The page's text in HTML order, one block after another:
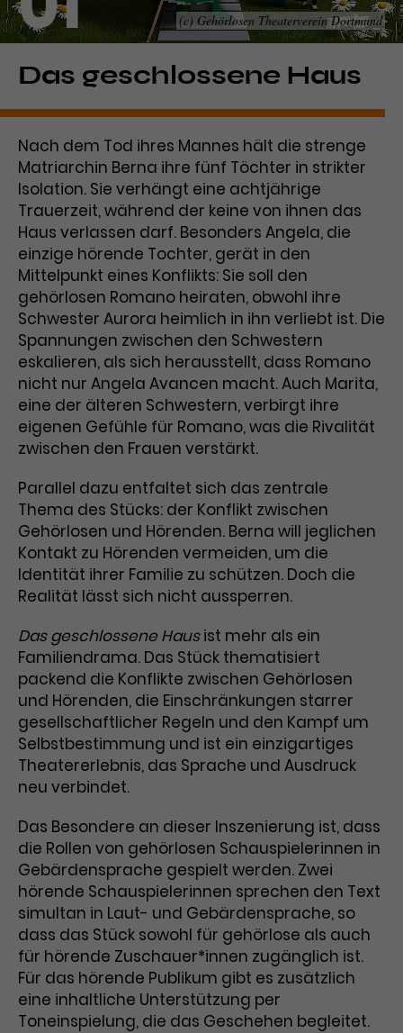
Laufzeit 1 Tag
Zweck
Dieses Cookie wird von Google
Analytics installiert. Das Cookie
wird verwendet, um Informationen
Besucher*innen eine Website
nutzen, und hilft bei der Erstellung
eines Analyseberichts über die
Performance der Website. Die
erhobenen Daten umfassen in
anonymisierter Form die Anzahl
der Besuche, die Quelle, aus der sie
stammen, und die besuchten
Seiten.
Name _gat_UA-63561367-1
Anbieter Google Analytics
Zweck
Das ist ein von Google Analytics
gesetztes Cookie. Bestimmte
Daten werden nur maximal einmal
pro Minute an Google Analytics
gesendet. Solange es gesetzt ist,
werden bestimmte
Datenübertragungen
unterbunden.
Name _gcl_aw
Anbieter Google Ads
Laufzeit 3 Monate
Zweck
Dieses Cookie speichert
Informationen zu Werbeklicks und
dient der Zuordnung von
Conversions zu Google Ads-
Kampagnen.
Name _gcl_dc
Anbieter Google / DoubleClick
Laufzeit 3 Monate
Zweck
Nutzerinteraktionen mit
Werbeanzeigen zu messen und
Remarketing-Funktionen
bereitzustellen.
Name IDE
Anbieter Google / DoubleClick
Laufzeit 1 Jahr
Zweck
Dieses Cookie dient der Anzeige
personalisierter Werbung und
misst die Wirksamkeit von
verschiedene Websites hinweg.
(c) Gehörlosen Theaterverein Dortmund
Das geschlossene Haus
Nach dem Tod ihres Mannes hält die strenge
Matriarchin Berna ihre fünf Töchter in strikter
Isolation. Sie verhängt eine achtjährige
Trauerzeit, während der keine von ihnen das
Haus verlassen darf. Besonders Angela, die
einzige hörende Tochter, gerät in den
Mittelpunkt eines Konflikts: Sie soll den
gehörlosen Romano heiraten, obwohl ihre
Schwester Aurora heimlich in ihn verliebt ist. Die
Spannungen zwischen den Schwestern
eskalieren, als sich herausstellt, dass Romano
nicht nur Angela Avancen macht. Auch Marita,
eine der älteren Schwestern, verbirgt ihre
eigenen Gefühle für Romano, was die Rivalität
zwischen den Frauen verstärkt.
Parallel dazu entfaltet sich das zentrale
Thema des Stücks: der Konflikt zwischen
Gehörlosen und Hörenden. Berna will jeglichen
Kontakt zu Hörenden vermeiden, um die
Identität ihrer Familie zu schützen. Doch die
Realität lässt sich nicht aussperren.
Das geschlossene Hausist mehr als ein
Familiendrama. Das Stück thematisiert
packend die Konflikte zwischen Gehörlosen
und Hörenden, die Einschränkungen starrer
gesellschaftlicher Regeln und den Kampf um
Selbstbestimmung und ist ein einzigartiges
Theatererlebnis, das Sprache und Ausdruck
neu verbindet.
Das Besondere an dieser Inszenierung ist, dass
die Rollen von gehörlosen Schauspielerinnen in
Gebärdensprache gespielt werden. Zwei
hörende Schauspielerinnen sprechen den Text
simultan in Laut- und Gebärdensprache, so
dass das Stück sowohl für gehörlose als auch
für hörende Zuschauer*innen zugänglich ist.
Für das hörende Publikum gibt es zusätzlich
eine inhaltliche Unterstützung per
Toneinspielung, die das Geschehen begleitet.